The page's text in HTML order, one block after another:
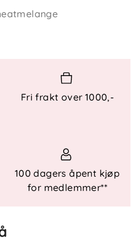
– perfekt for lag-på-
Fri frakt over 1000,-
100 dagers åpent kjøp
for medlemmer**